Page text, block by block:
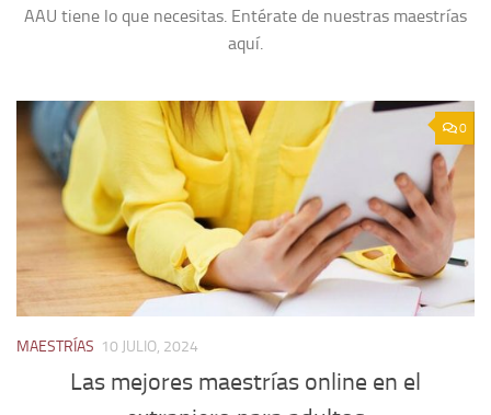
AAU tiene lo que necesitas. Entérate de nuestras maestrías
aquí.
0
MAESTRÍAS 10 JULIO, 2024
Las mejores maestrías online en el